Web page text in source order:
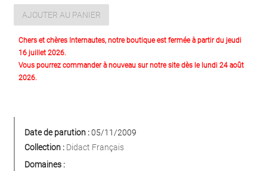
AJOUTER AU PANIER
Chers et chères Internautes, notre boutique est fermée à partir du jeudi
16 juillet 2026.
Vous pourrez commander à nouveau sur notre site dès le lundi 24 août
2026.
Date de parution :05/11/2009
Collection : Didact Français
Domaines :